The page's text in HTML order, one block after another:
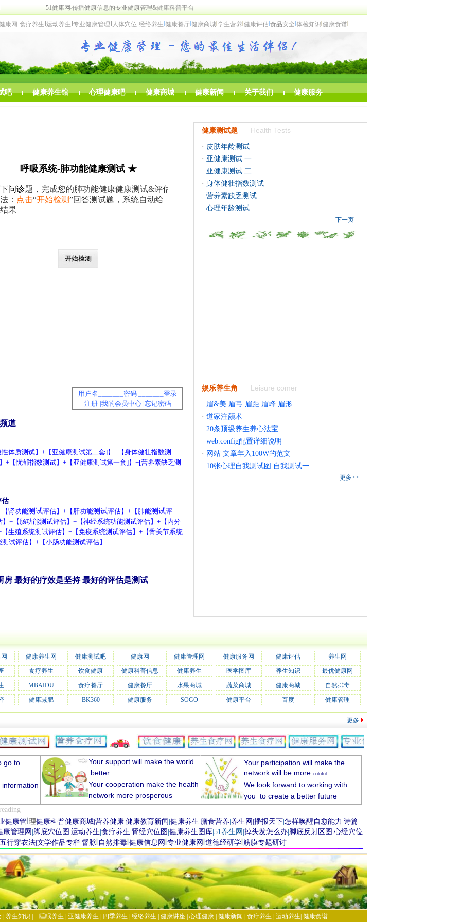
51健康网 传播健康信息的专业健康管理&健康科普平台
康网 食疗养生 运动养生 专业健康管理 人体穴位 经络养生 健康餐厅 健康商城 学生营养 健康评估 食品安全 体检知识 健康食谱
吧 健康养生馆 心理健康吧 健康商城 健康新闻 关于我们 健康服务
呼吸系统-肺功能健康测试 ★
问诊题，完成您的肺功能健康健康测试&评估
： 点击“开始检测”回答测试题，系统自动给
果
用户名_______密码 _______登录
注册 |我的会员中心 |忘记密码
道
性体质测试】+【 亚健康测试第二套]】+【身体健壮指数测
+【忧郁指数测试】+【 亚健康测试第一套]】+[营养素缺乏测
估
肾功能测试评估】+【 肝功能测试评估】+【 肺能测试评
】+【 肠功能测试评估】+【神经系统功能测试评估】+【 内分
生殖系统测试评估】+【免疫系统测试评估】+【骨关节系统
测试评估】+【小肠功能测试评估】
房 最好的疗效是坚持 最好的评估是测试
健康测试题 Health Tests
· 皮肤年龄测试
· 亚健康测试 一
· 亚健康测试 二
· 身体健壮指数测试
· 营养素缺乏测试
· 心理年龄测试
下一页
娱乐养生角 Leisure comer
· 眉&美 眉弓 眉距 眉峰 眉形
· 道家注颜术
· 20条顶级养生养心法宝
· web.config配置详细说明
· 网站 文章年入100W的范文
· 10张心理自我测试图 自我测试一...
更多>>
健康养生网 健康测试吧 健康网 健康管理网 健康服务网 健康评估
养生网
食疗养生 饮食健康 健康科普信息 健康养生 医学图库 养生知识
最优健康网
MBAIDU 食疗餐厅 健康餐厅 水果商城 蔬菜商城 健康商城
自然排毒
健康减肥 BK360 健康服务 SOGO 健康平台 百度 健康管理
更多
go to
information
Your support will make the world
better
Your cooperation make the health
network more prosperous
Your participation will make the
network will be more coloful
We look forward to working with
you to create a better future
健康管 理健康科普健康商城 营养健康 健康教育新闻 健康养生 膳食营养 养生网 播报天下 怎样唤醒自愈能力 诗篇
康管理网 脚底穴位 图 运动养生 食疗养生 肾经穴位图 健康养生图库 51养生网 掉头发怎么办 脚底反射区 图 心经穴位
五行穿衣法 文学作品专栏 督脉 自然排毒 健康信息网 专业健康网 道德经研学 筋膜专题研讨
养生知识 睡眠养生 亚健康养生 四季养生 经络养生 健康讲座 心理健康 健康新闻 食疗养生 运动养生 健康食谱